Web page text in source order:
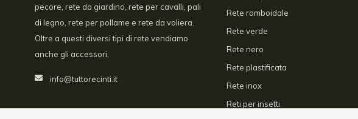
pecore, rete da giardino, rete per cavalli, pali
di legno, rete per pollame e rete da voliera.
Oltre a questi diversi tipi di rete vendiamo
anche gli accessori.
info@tuttorecinti.it
Rete romboidale
Rete verde
Rete nero
Rete plastificata
Rete inox
Reti per insetti